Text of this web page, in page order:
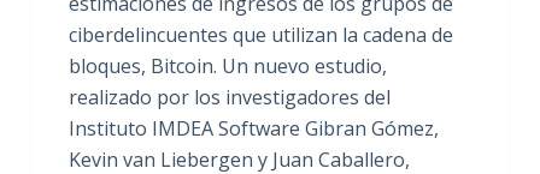
ciberdelincuentes que utilizan la cadena de
bloques, Bitcoin. Un nuevo estudio,
realizado por los investigadores del
Instituto IMDEA Software Gibran Gómez,
Kevin van Liebergen y Juan Caballero,